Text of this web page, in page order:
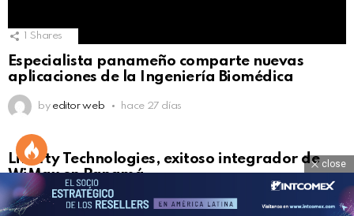
1 Shares
Especialista panameño comparte nuevas
aplicaciones de la Ingeniería Biomédica
by editor web hace 27 días
Liberty Technologies, exitoso integrador de
WiMax en Panamá
by editor web hace 18 años
close